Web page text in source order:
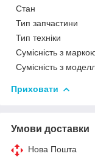
Стан
Тип запчастини
Тип техніки
Сумісність з
Сумісність з
Приховати
Умови доставки
Нова Пошта